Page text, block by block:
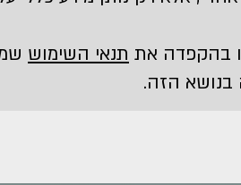
בהקפדה את תנאי השימוש
הזה.